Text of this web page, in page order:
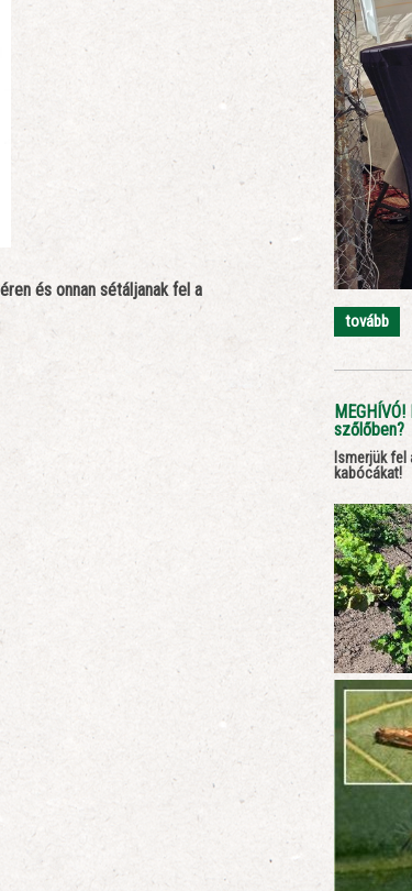
és onnan sétáljanak fel a
tovább
szőlőben?
Ismerjük
kabócákat!